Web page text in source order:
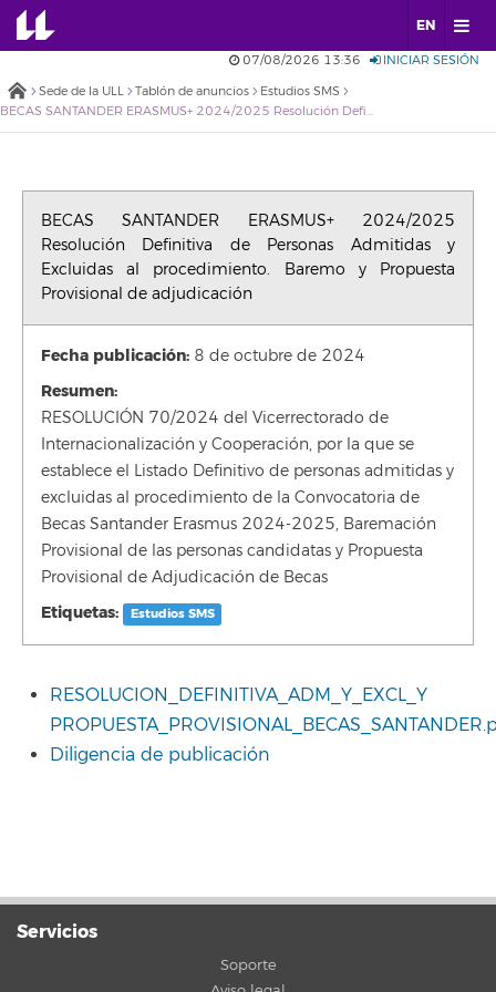
EN
07/08/2026 13:36 INICIAR SESIÓN
Sede de la ULL Tablón de anuncios
Estudios SMS
BECAS SANTANDER ERASMUS+ 2024/2025 Resolución Definitiva de Personas Admitidas y Excluidas al procedimiento. Baremo y Propuesta Provisional de adjudicación
BECAS SANTANDER ERASMUS+ 2024/2025
Resolución Definitiva de Personas Admitidas y
Excluidas al procedimiento. Baremo y Propuesta
Provisional de adjudicación
Fecha publicación: 8 de octubre de 2024
Resumen:
RESOLUCIÓN 70/2024 del Vicerrectorado de
Internacionalización y Cooperación, por la que se
establece el Listado Definitivo de personas admitidas y
excluidas al procedimiento de la Convocatoria de
Becas Santander Erasmus 2024-2025, Baremación
Provisional de las personas candidatas y Propuesta
Provisional de Adjudicación de Becas
Etiquetas: Estudios SMS
RESOLUCION_DEFINITIVA_ADM_Y_EXCL_Y
Diligencia de publicación
Servicios
Soporte